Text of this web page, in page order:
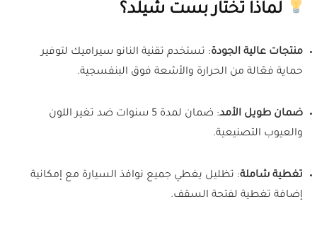
لماذا تختار بست شيلد؟
منتجات عالية الجودة: تستخدم تقنية النانو سيراميك لتوفير
حماية فعّالة من الحرارة والأشعة فوق البنفسجية.
ضمان طويل الأمد:
ضمان لمدة 5 سنوات ضد تغير اللون
والعيوب التصنيعية.
تغطية شاملة: تظليل يغطي جميع نوافذ السيارة مع إمكانية
إضافة تغطية لفتحة السقف.